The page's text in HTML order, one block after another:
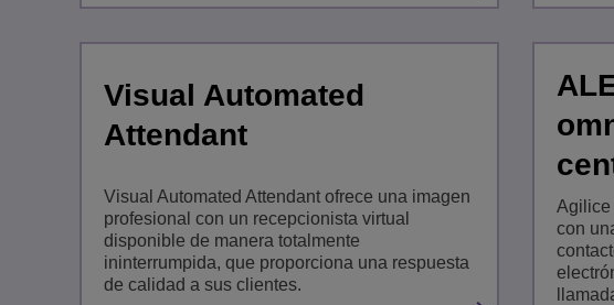
Visual Automated
Attendant
Visual Automated Attendant ofrece una imagen
profesional con un recepcionista virtual
disponible de manera totalmente
ininterrumpida, que proporciona una respuesta
de calidad a sus clientes.
Agilice
con